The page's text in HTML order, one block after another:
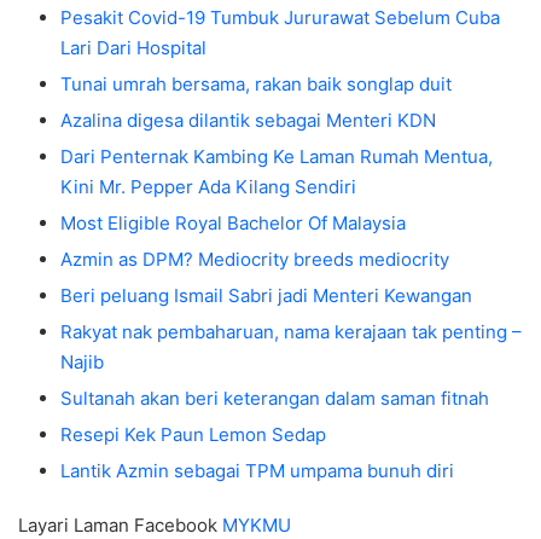
Pesakit Covid-19 Tumbuk Jururawat Sebelum Cuba
Lari Dari Hospital
Tunai umrah bersama, rakan baik songlap duit
Azalina digesa dilantik sebagai Menteri KDN
Dari Penternak Kambing Ke Laman Rumah Mentua,
Kini Mr. Pepper Ada Kilang Sendiri
Most Eligible Royal Bachelor Of Malaysia
Azmin as DPM? Mediocrity breeds mediocrity
Beri peluang Ismail Sabri jadi Menteri Kewangan
Rakyat nak pembaharuan, nama kerajaan tak penting –
Najib
Sultanah akan beri keterangan dalam saman fitnah
Resepi Kek Paun Lemon Sedap
Lantik Azmin sebagai TPM umpama bunuh diri
Layari Laman Facebook MYKMU